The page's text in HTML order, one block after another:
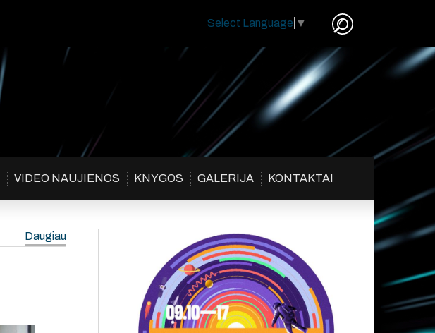
Select Language ▼
VIDEO NAUJIENOS KNYGOS GALERIJA KONTAKTAI
Daugiau